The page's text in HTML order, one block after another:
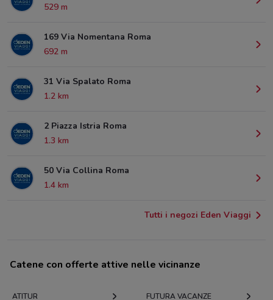
529 m
169 Via Nomentana Roma
692 m
31 Via Spalato Roma
1.2 km
2 Piazza Istria Roma
1.3 km
50 Via Collina Roma
1.4 km
Tutti i negozi Eden Viaggi
Catene con offerte attive nelle vicinanze
ATITUR FUTURA VACANZE